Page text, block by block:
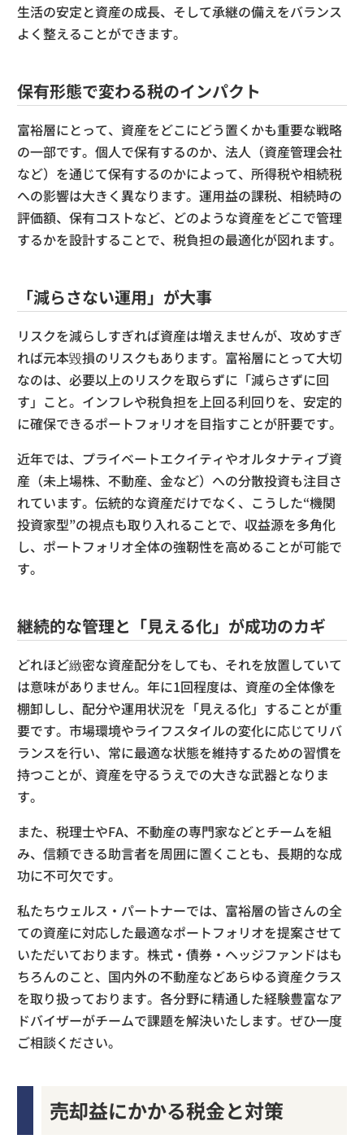
生活の安定と資産の成長、そして承継の備えをバランス
よく整えることができます。
保有形態で変わる税のインパクト
富裕層にとって、資産をどこにどう置くかも重要な戦略
の一部です。個人で保有するのか、法人（資産管理会社
など）を通じて保有するのかによって、所得税や相続税
への影響は大きく異なります。運用益の課税、相続時の
評価額、保有コストなど、どのような資産をどこで管理
するかを設計することで、税負担の最適化が図れます。
「減らさない運用」が大事
リスクを減らしすぎれば資産は増えませんが、攻めすぎ
れば元本毀損のリスクもあります。富裕層にとって大切
なのは、必要以上のリスクを取らずに「減らさずに回
す」こと。インフレや税負担を上回る利回りを、安定的
に確保できるポートフォリオを目指すことが肝要です。
近年では、プライベートエクイティやオルタナティブ資
産（未上場株、不動産、金など）への分散投資も注目さ
れています。伝統的な資産だけでなく、こうした“機関
投資家型”の視点も取り入れることで、収益源を多角化
し、ポートフォリオ全体の強靭性を高めることが可能で
す。
継続的な管理と「見える化」が成功のカギ
どれほど緻密な資産配分をしても、それを放置していて
は意味がありません。年に1回程度は、資産の全体像を
棚卸しし、配分や運用状況を「見える化」することが重
要です。市場環境やライフスタイルの変化に応じてリバ
ランスを行い、常に最適な状態を維持するための習慣を
持つことが、資産を守るうえでの大きな武器となりま
す。
また、税理士やFA、不動産の専門家などとチームを組
み、信頼できる助言者を周囲に置くことも、長期的な成
功に不可欠です。
私たちウェルス・パートナーでは、富裕層の皆さんの全
ての資産に対応した最適なポートフォリオを提案させて
いただいております。株式・債券・ヘッジファンドはも
ちろんのこと、国内外の不動産などあらゆる資産クラス
を取り扱っております。各分野に精通した経験豊富なア
ドバイザーがチームで課題を解決いたします。ぜひ一度
ご相談ください。
売却益にかかる税金と対策